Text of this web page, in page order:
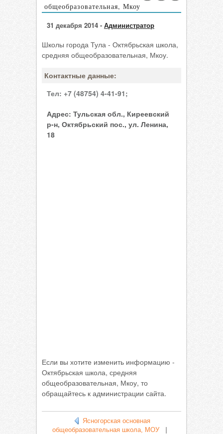
общеобразовательная, Мкоу
31 декабря 2014 - Администратор
Школы города Тула - Октябрьская школа,
средняя общеобразовательная, Мкоу.
Контактные данные:
Тел: +7 (48754) 4-41-91;
Адрес: Тульская обл., Киреевский
р-н, Октябрьский пос., ул. Ленина,
18
Если вы хотите изменить информацию -
Октябрьская школа, средняя
общеобразовательная, Мкоу, то
обращайтесь к администрации сайта.
Ясногорская основная
общеобразовательная школа, МОУ|